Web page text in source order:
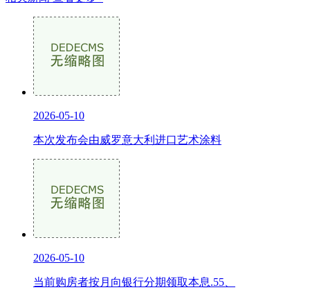
2026-05-10
本次发布会由威罗意大利进口艺术涂料
2026-05-10
当前购房者按月向银行分期领取本息.55、